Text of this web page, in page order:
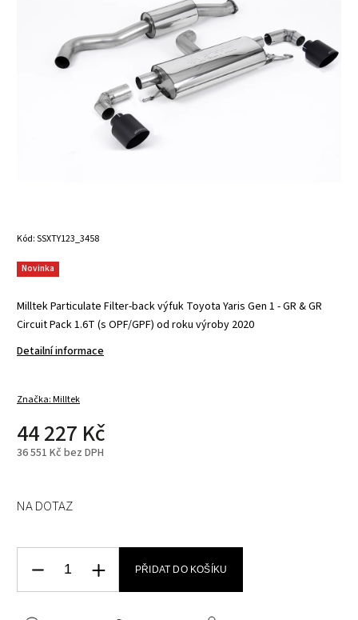
Kód:SSXTY123_3458
Milltek Particulate Filter-back výfuk Toyota Yaris Gen 1 - GR & GR
Circuit Pack 1.6T (s OPF/GPF) od roku výroby 2020
Detailní informace
Novinka
Značka:Milltek
44 227 Kč
36 551 Kč bez DPH
NA DOTAZ
PŘIDAT DO KOŠÍKU